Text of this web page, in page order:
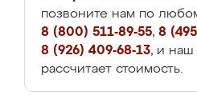
позвоните нам по
8 (800) 511-89-55, 8
8 (926) 409-68-13, и
рассчитает стоимость.